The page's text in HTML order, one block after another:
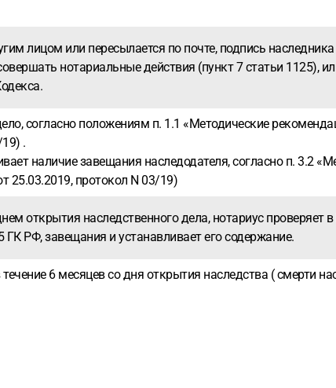
лицом или пересылается по почте, подпись
нотариальные действия (пункт 7 статьи 1125),
согласно положениям п. 1.1 «Методические
.
наличие завещания наследодателя, согласно п. 3.2
25.03.2019, протокол N 03/19)
открытия наследственного дела, нотариус проверяет
РФ, завещания и устанавливает его содержание.
6 месяцев со дня открытия наследства ( смерти